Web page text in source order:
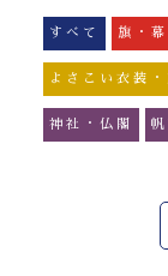
すべて 旗・幕
よさこい衣装・
神社・仏閣